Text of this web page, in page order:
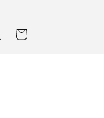
Carrito